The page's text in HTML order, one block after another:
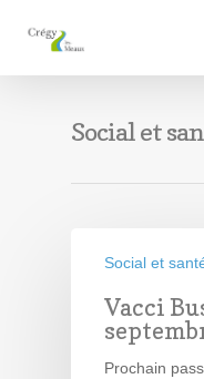
Social et
Social et
Vacci
Prochain